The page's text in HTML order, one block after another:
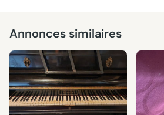
Annonces similaires